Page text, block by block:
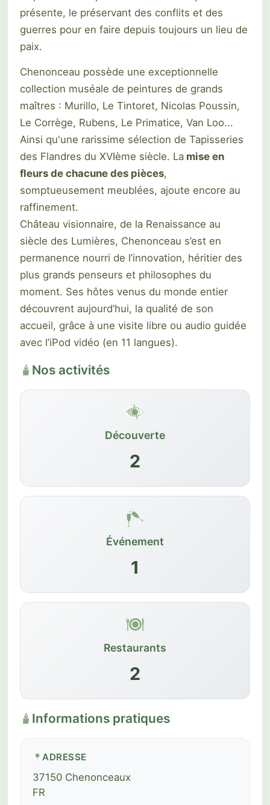
présente, le préservant des conflits et des
guerres pour en faire depuis toujours un lieu de
paix.
Chenonceau possède une exceptionnelle
collection muséale de peintures de grands
maîtres : Murillo, Le Tintoret, Nicolas Poussin,
Le Corrège, Rubens, Le Primatice, Van Loo...
Ainsi qu'une rarissime sélection de Tapisseries
des Flandres du XVIème siècle. La mise en
fleurs de chacune des pièces,
somptueusement meublées, ajoute encore au
raffinement.
Château visionnaire, de la Renaissance au
siècle des Lumières, Chenonceau s’est en
permanence nourri de l’innovation, héritier des
plus grands penseurs et philosophes du
moment. Ses hôtes venus du monde entier
découvrent aujourd’hui, la qualité de son
accueil, grâce à une visite libre ou audio guidée
avec l’iPod vidéo (en 11 langues).
Nos activités
Découverte
2
Événement
1
Restaurants
2
Informations pratiques
ADRESSE
37150 Chenonceaux
FR